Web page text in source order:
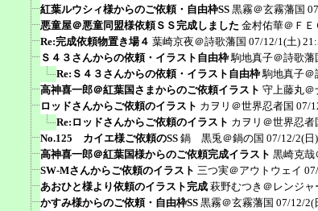
紅葉ルウシィ様からのご依頼・自由枠SS 黒霧＠玄霧藩国
悪童屋＠悪童同盟様依頼ＳＳ完成しました 金村佑華＠ＦＥ
Re:完成依頼物置き場４ 葉崎京夜＠詩歌藩国 07/12/1(土)
Ｓ４３さんからの依頼・イラスト自由枠 駒地真子＠詩歌藩
Re:Ｓ４３さんからの依頼・イラスト自由枠 駒地真子＠
高神喜一郎＠紅葉国さまからのご依頼イラスト 守上藤丸＠
ロッドさんからご依頼のイラスト カヲリ＠世界忍者国 07/
Re:ロッドさんからご依頼のイラスト カヲリ＠世界忍者
No.125 カイエ様ご依頼のSS 鍋 黒兎＠鍋の国 07/12/2(日
高神喜一郎＠紅葉国様からのご依頼完成イラスト 黒崎克哉
SW-Mさんからご依頼のイラスト 三つ実＠アウトウェイ
あおひと様より依頼のイラスト完成 萩野むつき＠レンジャ
かすみ様からのご依頼・自由枠SS 黒霧＠玄霧藩国 07/12/2(